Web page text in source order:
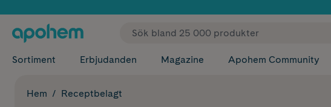
✓ Fri frakt
Sortiment Erbjudanden Magazine Apohem Community
Hem Receptbelagt